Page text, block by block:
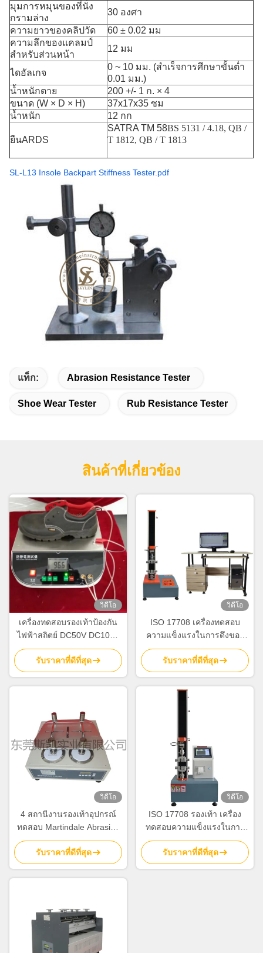
มุมการหมุนของที่นั่ง
กรามล่าง
30 องศา
ความยาวของคลิปวัด
60 ± 0.02 มม
ความลึกของแคลมป์
สำหรับส่วนหน้า
12 มม
ไดอัลเกจ
0 ~ 10 มม. (สำเร็จการศึกษาขั้นต่ำ
0.01 มม.)
น้ำหนักตาย
200 +/- 1 ก. × 4
ขนาด (W × D × H)
37x17x35 ซม
น้ำหนัก
12 กก
ยืนARDS
SATRA TM 58BS 5131 / 4.18, QB /
T 1812, QB / T 1813
SL-L13 Insole Backpart Stiffness Tester.pdf
แท็ก: Abrasion Resistance Tester
Shoe Wear Tester Rub Resistance Tester
สินค้าที่เกี่ยวข้อง
วิดีโอ
เครื่องทดสอบรองเท้าป้องกัน
ไฟฟ้าสถิตย์ DC50V DC100V
DC500V
รับราคาที่ดีที่สุด
วิดีโอ
ISO 17708 เครื่องทดสอบ
ความแข็งแรงในการดึงของ
รองเท้าที่มีความจุ 5-200
กิโลกรัม และการควบคุมจอ
สัมผัสสําหรับการทดสอบ
รองเท้า
รับราคาที่ดีที่สุด
วิดีโอ
4 สถานีงานรองเท้าอุปกรณ์
ทดสอบ Martindale Abrasion
Tester / Pilling Tester
รับราคาที่ดีที่สุด
วิดีโอ
ISO 17708 รองเท้า เครื่อง
ทดสอบความแข็งแรงในการ
ดึง การทดสอบความติดแน่น
ระหว่างรองเท้าและด้าน
บนสําหรับรองเท้า
รับราคาที่ดีที่สุด